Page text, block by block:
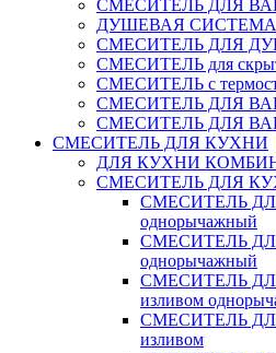
СМЕСИТЕЛЬ ДЛЯ
ДУШЕВАЯ СИСТЕМА
СМЕСИТЕЛЬ ДЛЯ
СМЕСИТЕЛЬ для
СМЕСИТЕЛЬ с
СМЕСИТЕЛЬ ДЛЯ
СМЕСИТЕЛЬ ДЛЯ
СМЕСИТЕЛЬ ДЛЯ КУХНИ
ДЛЯ КУХНИ
СМЕСИТЕЛЬ ДЛЯ
СМЕСИТЕЛЬ
однорычажный
СМЕСИТЕЛЬ
однорычажный
СМЕСИТЕЛЬ
изливом
СМЕСИТЕЛЬ
изливом